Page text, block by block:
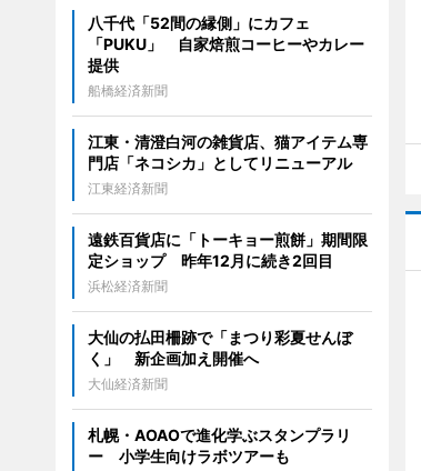
八千代「52間の縁側」にカフェ
「PUKU」 自家焙煎コーヒーやカレー
提供
船橋経済新聞
江東・清澄白河の雑貨店、猫アイテム専
門店「ネコシカ」としてリニューアル
江東経済新聞
遠鉄百貨店に「トーキョー煎餅」期間限
定ショップ 昨年12月に続き2回目
浜松経済新聞
大仙の払田柵跡で「まつり彩夏せんぼ
く」 新企画加え開催へ
大仙経済新聞
札幌・AOAOで進化学ぶスタンプラリ
ー 小学生向けラボツアーも